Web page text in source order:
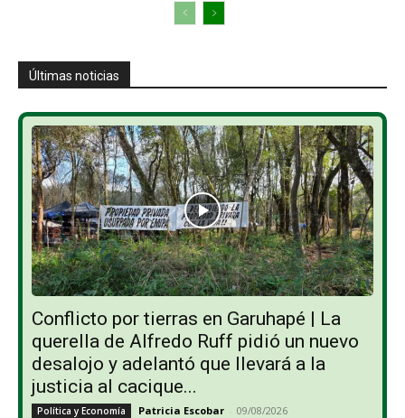
Últimas noticias
Conflicto por tierras en Garuhapé | La
querella de Alfredo Ruff pidió un nuevo
desalojo y adelantó que llevará a la
justicia al cacique...
Política y Economía Patricia Escobar - 09/08/2026